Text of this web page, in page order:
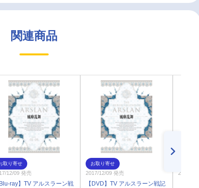
関連商品
取り寄せ
12/09 発売
ray】TV アルスラーン戦
お取り寄せ
2017/12/09 発売
【DVD】TV アルスラーン戦記
2016/
【主題